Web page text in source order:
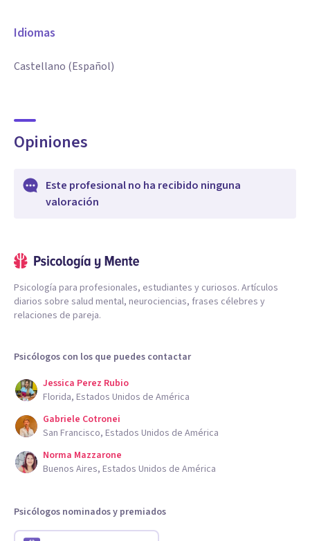
Idiomas
Castellano (Español)
Opiniones
Este profesional no ha recibido ninguna
valoración
Psicología para profesionales, estudiantes y curiosos. Artículos
diarios sobre salud mental, neurociencias, frases célebres y
relaciones de pareja.
Psicólogos con los que puedes contactar
Jessica Perez Rubio
Florida, Estados Unidos de América
Gabriele Cotronei
San Francisco, Estados Unidos de América
Norma Mazzarone
Buenos Aires, Estados Unidos de América
Psicólogos nominados y premiados